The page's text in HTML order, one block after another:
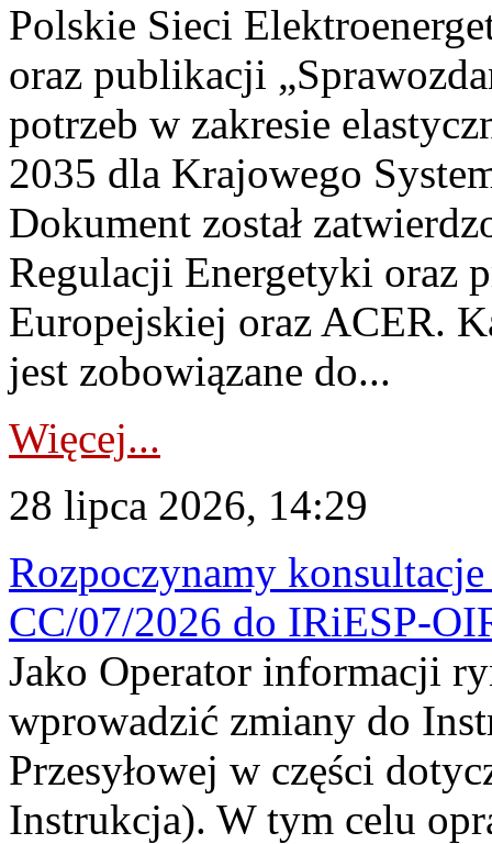
Polskie Sieci
oraz publikacji
potrzeb w zakresie
2035 dla Krajowego
Dokument został
Regulacji Energetyki oraz
Europejskiej oraz ACER.
jest zobowiązane do...
Więcej...
28 lipca 2026, 14:29
Rozpoczynamy
CC/07/2026 do IRiESP-
Jako Operator informacji
wprowadzić zmiany do
Przesyłowej w części
Instrukcja). W tym celu